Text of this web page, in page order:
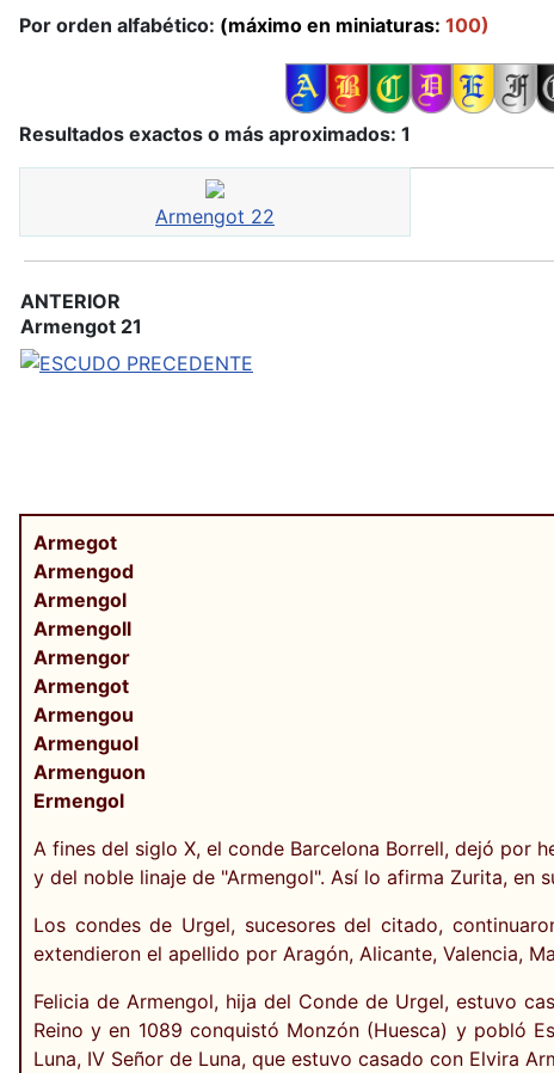
Por orden alfabético: (máximo en miniaturas: 100)
Resultados exactos o más aproximados: 1
Armengot 22
ANTERIOR
Armengot 21
Armegot
Armengod
Armengol
Armengoll
Armengor
Armengot
Armengou
Armenguol
Armenguon
Ermengol
A fines del siglo X, el conde Barcelona Borrell, dejó por
y del noble linaje de "Armengol". Así lo afirma Zurita, en
Los condes de Urgel, sucesores del citado,
extendieron el apellido por Aragón, Alicante, Valencia,
Felicia de Armengol, hija del Conde de Urgel, estuvo
Reino y en 1089 conquistó Monzón (Huesca) y pobló
Luna, IV Señor de Luna, que estuvo casado con Elvira